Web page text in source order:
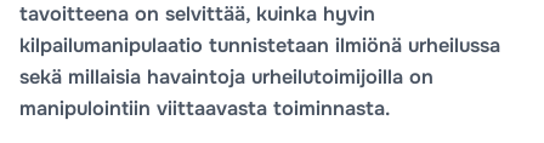
tavoitteena on selvittää, kuinka hyvin
kilpailumanipulaatio tunnistetaan ilmiönä urheilussa
sekä millaisia havaintoja urheilutoimijoilla on
manipulointiin viittaavasta toiminnasta.